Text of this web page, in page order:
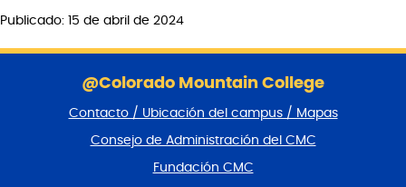
Publicado: 15 de abril de 2024
@Colorado Mountain College
Contacto / Ubicación del campus / Mapas
Consejo de Administración del CMC
Fundación CMC